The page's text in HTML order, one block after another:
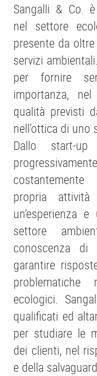
Sangalli & Co.
nel settore
presente da
servizi
per fornire
importanza,
qualità previsti
nell’ottica di uno
Dallo start-
propria
un’esperienza
settore
conoscenza
garantire
ecologici.
qualificati ed
per studiare le
dei clienti, nel
e della